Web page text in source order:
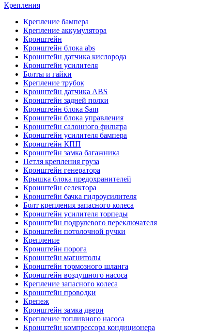
Крепления
Крепление бампера
Крепление аккумулятора
Кронштейн
Кронштейн блока abs
Кронштейн датчика кислорода
Кронштейн усилителя
Болты и гайки
Крепление трубок
Кронштейн датчика ABS
Кронштейн задней полки
Кронштейн блока Sam
Кронштейн блока управления
Кронштейн салонного фильтра
Кронштейн усилителя бампера
Кронштейн КПП
Кронштейн замка багажника
Петля крепления груза
Кронштейн генератора
Крышка блока предохранителей
Кронштейн селектора
Кронштейн бачка гидроусилителя
Болт крепления запасного колеса
Кронштейн усилителя торпеды
Кронштейн подрулевого переключателя
Кронштейн потолочной ручки
Крепление
Кронштейн порога
Кронштейн магнитолы
Кронштейн тормозного шланга
Кронштейн воздушного насоса
Крепление запасного колеса
Кронштейн проводки
Крепеж
Кронштейн замка двери
Крепление топливного насоса
Кронштейн компрессора кондиционера